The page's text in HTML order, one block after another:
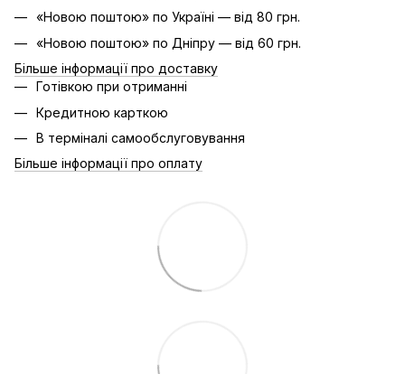
«Новою поштою» по Україні — від 80 грн.
«Новою поштою» по Дніпру — від 60 грн.
Більше інформації про доставку
Готівкою при отриманні
Кредитною карткою
В терміналі самообслуговування
Більше інформації про оплату